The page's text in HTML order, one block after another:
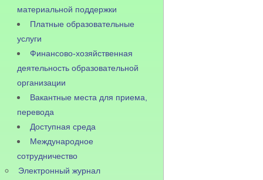
материальной поддержки
Платные образовательные
услуги
Финансово-хозяйственная
деятельность образовательной
организации
Вакантные места для приема,
перевода
Доступная среда
Международное
сотрудничество
Электронный журнал